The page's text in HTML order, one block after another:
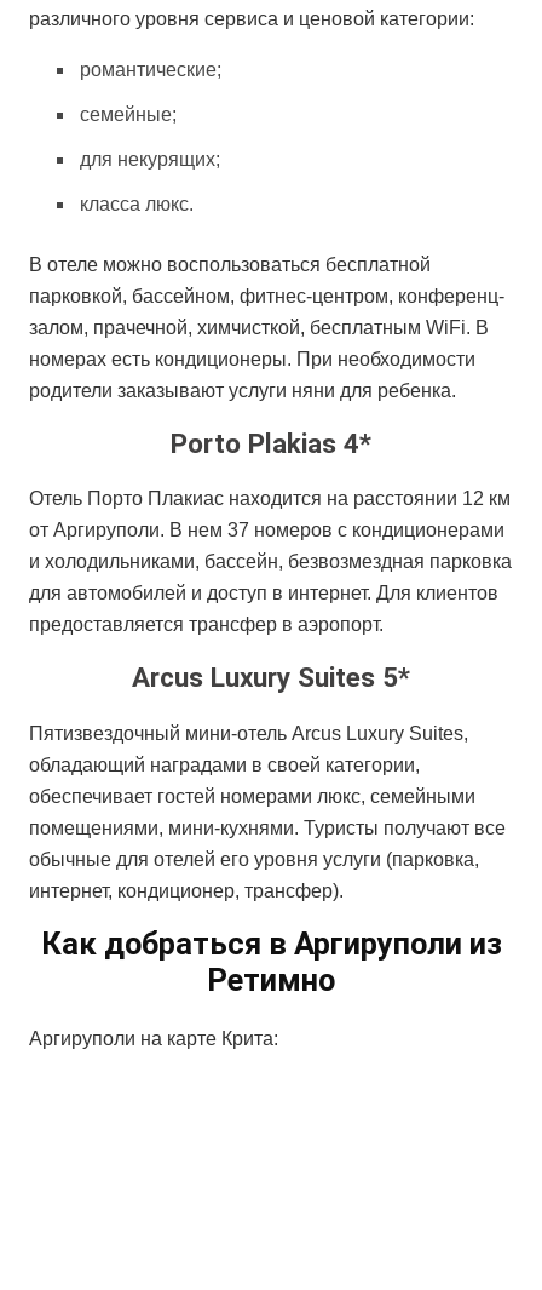
различного уровня сервиса и ценовой категории:
романтические;
семейные;
для некурящих;
класса люкс.
В отеле можно воспользоваться бесплатной
парковкой, бассейном, фитнес-центром, конференц-
залом, прачечной, химчисткой, бесплатным WiFi. В
номерах есть кондиционеры. При необходимости
родители заказывают услуги няни для ребенка.
Porto Plakias 4*
Отель Порто Плакиас находится на расстоянии 12 км
от Аргируполи. В нем 37 номеров с кондиционерами
и холодильниками, бассейн, безвозмездная парковка
для автомобилей и доступ в интернет. Для клиентов
предоставляется трансфер в аэропорт.
Arcus Luxury Suites 5*
Пятизвездочный мини-отельArcus Luxury Suites,
обладающий наградами в своей категории,
обеспечивает гостей номерами люкс, семейными
помещениями, мини-кухнями. Туристы получают все
обычные для отелей его уровня услуги (парковка,
интернет, кондиционер, трансфер).
Как добраться в Аргируполи из
Ретимно
Аргируполи на карте Крита: